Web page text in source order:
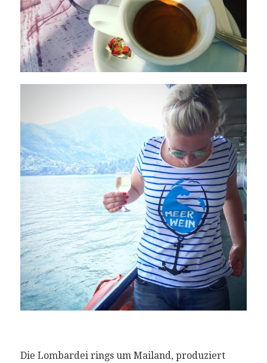
Die Lombardei rings um Mailand, produziert